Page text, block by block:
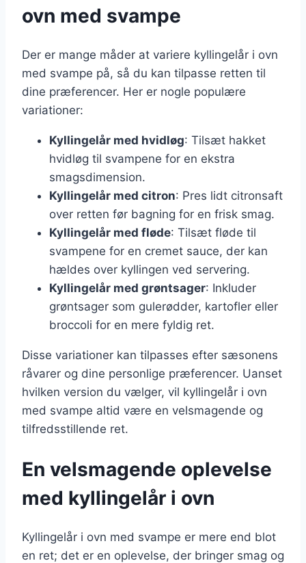
ovn med svampe
Der er mange måder at variere kyllingelår i ovn
med svampe på, så du kan tilpasse retten til
dine præferencer. Her er nogle populære
variationer:
Kyllingelår med hvidløg: Tilsæt hakket
hvidløg til svampene for en ekstra
smagsdimension.
Kyllingelår med citron: Pres lidt citronsaft
over retten før bagning for en frisk smag.
Kyllingelår med fløde: Tilsæt fløde til
svampene for en cremet sauce, der kan
hældes over kyllingen ved servering.
Kyllingelår med grøntsager: Inkluder
grøntsager som gulerødder, kartofler eller
broccoli for en mere fyldig ret.
Disse variationer kan tilpasses efter sæsonens
råvarer og dine personlige præferencer. Uanset
hvilken version du vælger, vil kyllingelår i ovn
med svampe altid være en velsmagende og
tilfredsstillende ret.
En velsmagende oplevelse
med kyllingelår i ovn
Kyllingelår i ovn med svampe er mere end blot
en ret; det er en oplevelse, der bringer smag og